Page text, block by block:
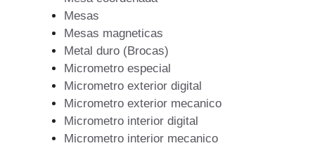
Mesas
Mesas magneticas
Metal duro (Brocas)
Micrometro especial
Micrometro exterior digital
Micrometro exterior mecanico
Micrometro interior digital
Micrometro interior mecanico